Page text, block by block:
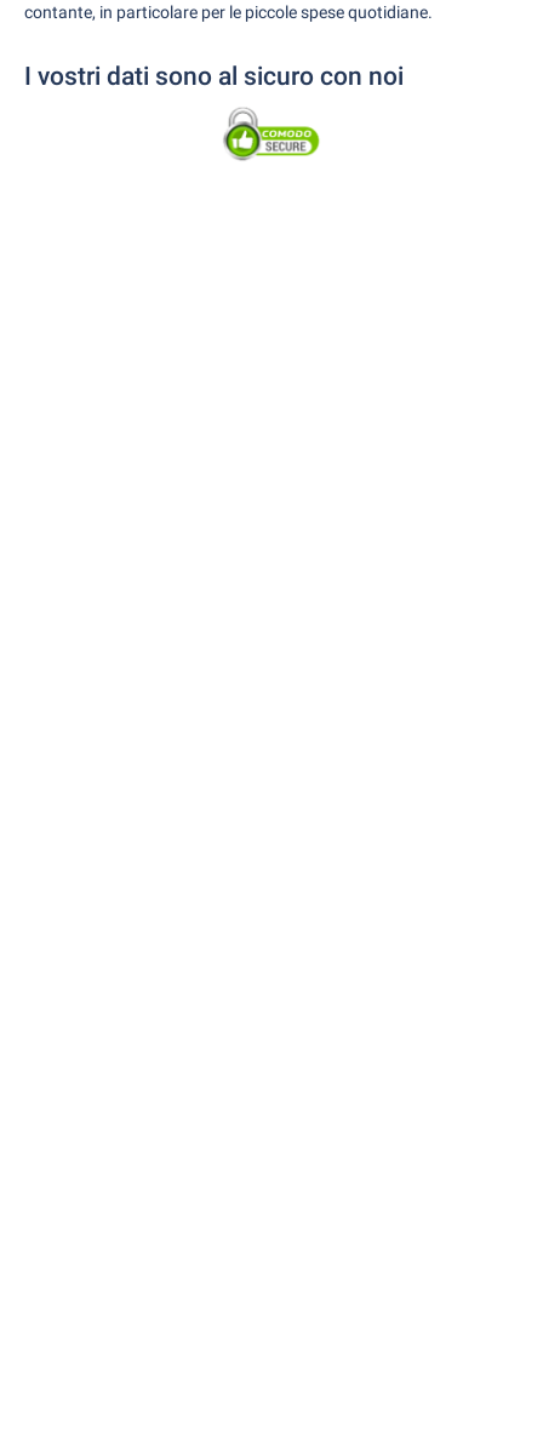
contante, in particolare per le piccole spese quotidiane.
I vostri dati sono al sicuro con noi